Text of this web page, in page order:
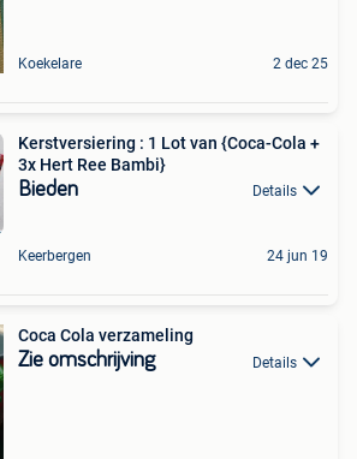
Koekelare 2 dec 25
Kerstversiering : 1 Lot van {Coca-Cola +
3x Hert Ree Bambi}
Bieden Details
Keerbergen 24 jun 19
Coca Cola verzameling
Zie omschrijving Details